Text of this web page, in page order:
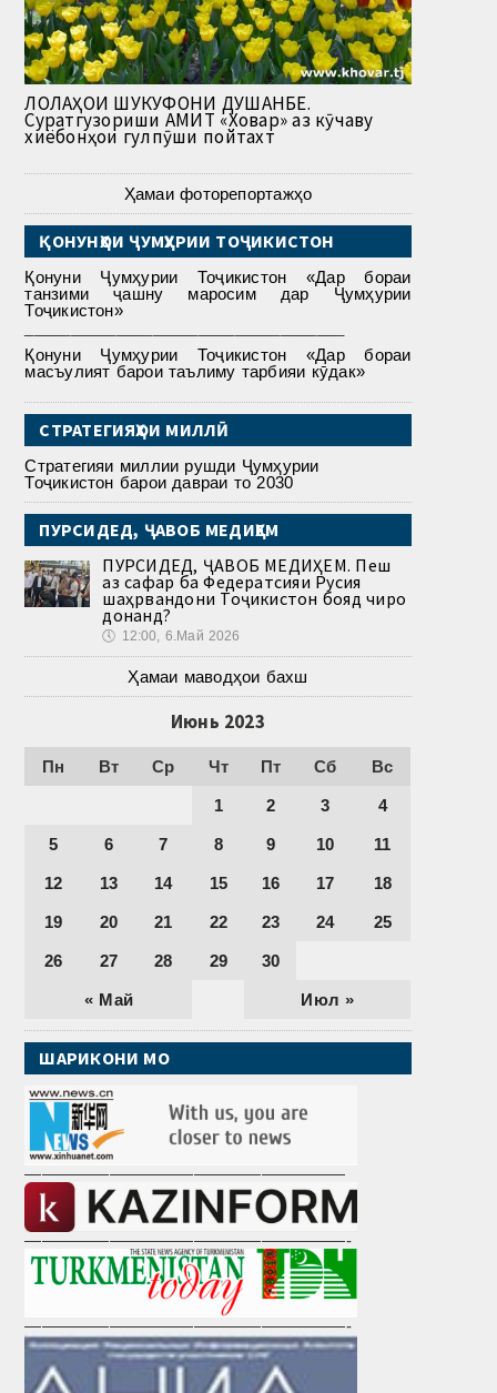
ЛОЛАҲОИ ШУКУФОНИ ДУШАНБЕ.
Суратгузориши АМИТ «Ховар» аз кӯчаву
хиёбонҳои гулпӯши пойтахт
Ҳамаи фоторепортажҳо
ҚОНУНҲОИ ҶУМҲУРИИ ТОҶИКИСТОН
Қонуни Ҷумҳурии Тоҷикистон «Дар бораи
танзими ҷашну маросим дар Ҷумҳурии
Тоҷикистон»
Қонуни Ҷумҳурии Тоҷикистон «Дар бораи
масъулият барои таълиму тарбияи кӯдак»
СТРАТЕГИЯҲОИ МИЛЛӢ
Стратегияи миллии рушди Ҷумҳурии
Тоҷикистон барои давраи то 2030
ПУРСИДЕД, ҶАВОБ МЕДИҲЕМ
ПУРСИДЕД, ҶАВОБ МЕДИҲЕМ. Пеш
аз сафар ба Федератсияи Русия
шаҳрвандони Тоҷикистон бояд чиро
донанд?
🕔 12:00, 6.Май 2026
Ҳамаи маводҳои бахш
Июнь 2023
Пн Вт Ср Чт Пт Сб Вс
« Май Июл »
1 2 3 4
5 6 7 8 9 10 11
12 13 14 15 16 17 18
19 20 21 22 23 24 25
26 27 28 29 30
ШАРИКОНИ МО
———————————————————
———————————————————-
———————————————————-